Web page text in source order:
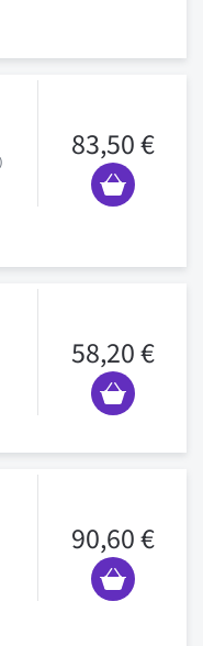
83,50 €
58,20 €
90,60 €